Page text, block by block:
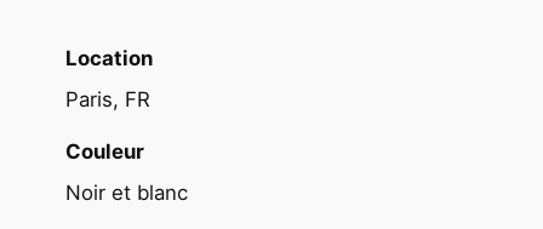
Location
Paris, FR
Couleur
Noir et blanc